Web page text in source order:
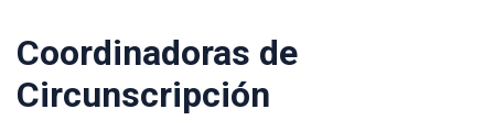
Coordinadoras de
Circunscripción